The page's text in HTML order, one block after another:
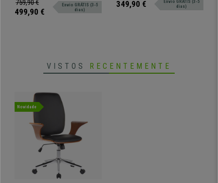
funcionalidades.
759,90 €
499,90 €
Envio GRÁTIS (3-5
dias)
Muito resistente, grande
349,90 €
Envio GRÁTIS (3-5
dias)
VISTOS RECENTEMENTE
Novidade